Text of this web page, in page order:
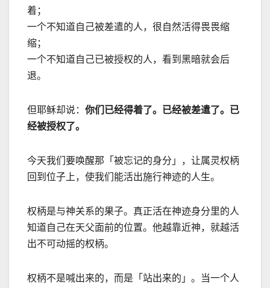
着；
一个不知道自己被差遣的人，很自然活得畏畏缩
缩；
一个不知道自己已被授权的人，看到黑暗就会后
退。
但耶稣却说： 你们已经得着了。已经被差遣了。已
经被授权了。
今天我们要唤醒那「被忘记的身分」，让属灵权柄
回到位子上，使我们能活出施行神迹的人生。
权柄是与神关系的果子。真正活在神迹身分里的人
知道自己在天父面前的位置。他越靠近神，就越活
出不可动摇的权柄。
权柄不是喊出来的，而是「站出来的」。当一个人